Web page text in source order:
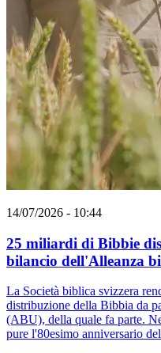
14/07/2026 - 10:44
25 miliardi di Bibbie
bilancio dell'Alleanza
La Società biblica svizzera
distribuzione della Bibbia da
(ABU), della quale fa parte.
pure l'80esimo anniversario